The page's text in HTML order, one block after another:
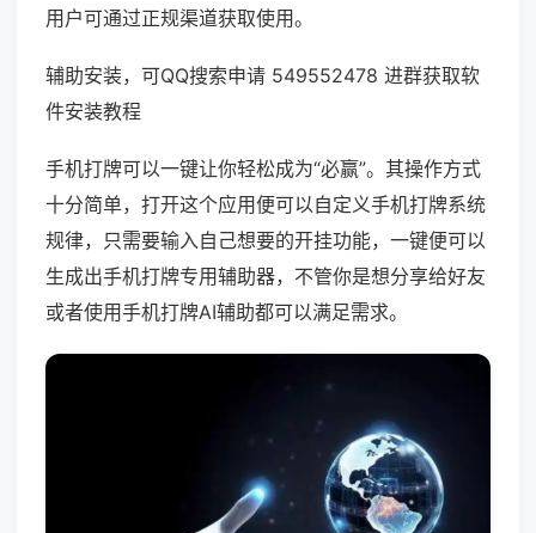
用户可通过正规渠道获取使用。
辅助安装，可QQ搜索申请 549552478 进群获取软
件安装教程
手机打牌可以一键让你轻松成为“必赢”。其操作方式
十分简单，打开这个应用便可以自定义手机打牌系统
规律，只需要输入自己想要的开挂功能，一键便可以
生成出手机打牌专用辅助器，不管你是想分享给好友
或者使用手机打牌AI辅助都可以满足需求。